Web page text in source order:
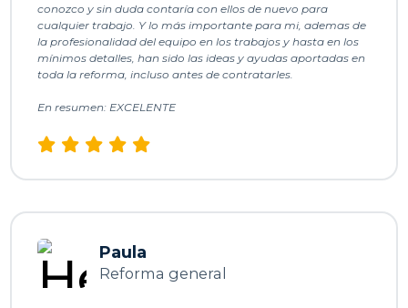
conozco y sin duda contaría con ellos de nuevo para
cualquier trabajo. Y lo más importante para mi, ademas de
la profesionalidad del equipo en los trabajos y hasta en los
mínimos detalles, han sido las ideas y ayudas aportadas en
toda la reforma, incluso antes de contratarles.
En resumen: EXCELENTE
Paula
Reforma general